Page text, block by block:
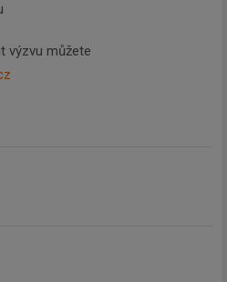
výzvu můžete